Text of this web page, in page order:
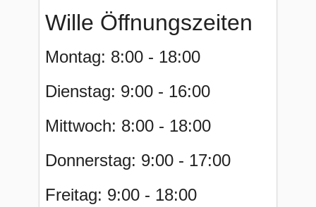
Wille Öffnungszeiten
Montag: 8:00 - 18:00
Dienstag: 9:00 - 16:00
Mittwoch: 8:00 - 18:00
Donnerstag: 9:00 - 17:00
Freitag: 9:00 - 18:00